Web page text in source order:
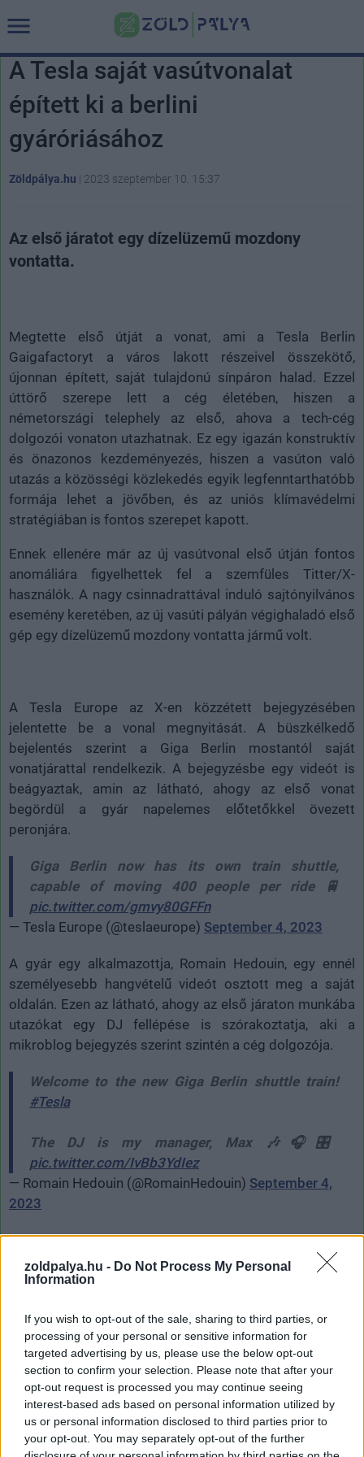
zoldpalya.hu - Do Not Process My Personal
Information
If you wish to opt-out of the sale, sharing to third parties, or
processing of your personal or sensitive information for
targeted advertising by us, please use the below opt-out
section to confirm your selection. Please note that after your
opt-out request is processed you may continue seeing
interest-based ads based on personal information utilized by
us or personal information disclosed to third parties prior to
your opt-out. You may separately opt-out of the further
A Tesla saját vasútvonalat
épített ki a berlini
gyáróriásához
Zöldpálya.hu | 2023 szeptember 10. 15:37
Az első járatot egy dízelüzemű mozdony
vontatta.
Megtette első útját a vonat, ami a Tesla Berlin
Gaigafactoryt a város lakott részeivel összekötő,
újonnan épített, saját tulajdonú sínpáron halad. Ezzel
úttörő szerepe lett a cég életében, hiszen a
németországi telephely az első, ahova a tech-cég
dolgozói vonaton utazhatnak. Ez egy igazán konstruktív
és önazonos kezdeményezés, hiszen a vasúton való
utazás a közösségi közlekedés egyik legfenntarthatóbb
formája lehet a jövőben, és az uniós klímavédelmi
stratégiában is fontos szerepet kapott.
Ennek ellenére már az új vasútvonal első útján fontos
anomáliára figyelhettek fel a szemfüles Titter/X-
használók. A nagy csinnadrattával induló sajtónyilvános
esemény keretében, az új vasúti pályán végighaladó első
gép egy dízelüzemű mozdony vontatta jármű volt.
A Tesla Europe az X-en közzétett bejegyzésében
jelentette be a vonal megnyitását. A büszkélkedő
bejelentés szerint a Giga Berlin mostantól saját
vonatjárattal rendelkezik. A bejegyzésbe egy videót is
beágyaztak, amin az látható, ahogy az első vonat
begördül a gyár napelemes előtetőkkel övezett
peronjára.
Giga Berlin now has its own train shuttle,
capable of moving 400 people per ride 🚆
pic.twitter.com/gmvy80GFFn
— Tesla Europe (@teslaeurope) September 4, 2023
A gyár egy alkalmazottja, Romain Hedouin, egy ennél
személyesebb hangvételű videót osztott meg a saját
oldalán. Ezen az látható, ahogy az első járaton munkába
utazókat egy DJ fellépése is szórakoztatja, aki a
mikroblog bejegyzés szerint szintén a cég dolgozója.
Welcome to the new Giga Berlin shuttle train!
#Tesla
The DJ is my manager, Max 🎶🎧🎛️
pic.twitter.com/IvBb3YdIez
— Romain Hedouin (@RomainHedouin) September 4,
2023
Az könnyen megállapítható a felvétel alapján, hogy a
vonat nem elektromos üzemű. A poszt egyik
kommentelője Bombardier Talentként azonosította a
elektromosságot egy dízelmotor állítja elő. Ez még
akkor is ironikus, ha tudható, hogy a szerelvény nem a
Tesla, hanem a német vasúti társaság (NEB) tulajdona.
A vállalat közlése szerint a vonat 40 percenként fog
közlekedni a Fangschleuse állomás és a Grünheide-i
gyárterület között. A műszakváltáskor közlekedő járatok